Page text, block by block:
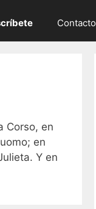
Contacto
Corso, en
en
Y en